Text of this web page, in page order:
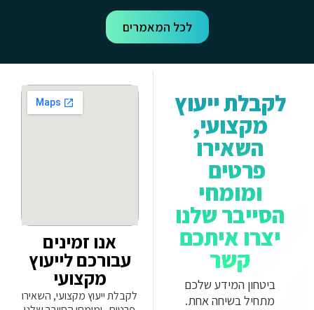
לכל המאמרים
לקבלת ייעוץ
מקצועי,
השאירו
פרטים
ומומחי
הסייבר שלנו
יצרו איתכם
קשר
ביטחון המידע שלכם
מתחיל בשיחה אחת.
אנו זמינים
עבורכם לייעוץ
מקצועי
לקבלת ייעוץ מקצועי, השאירו